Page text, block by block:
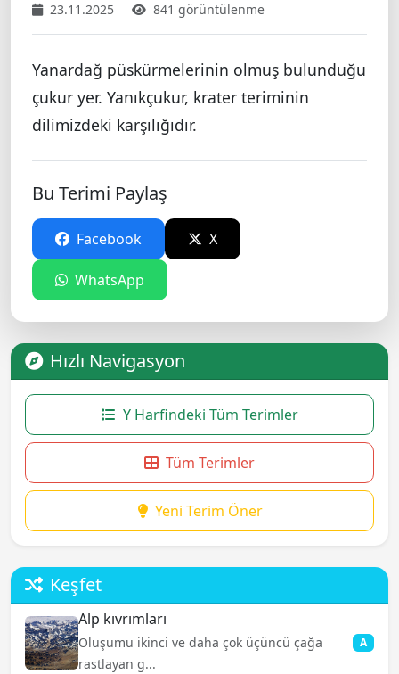
23.11.2025 841 görüntülenme
Yanardağ püskürmelerinin olmuş bulunduğu
çukur yer. Yanıkçukur, krater teriminin
dilimizdeki karşılığıdır.
Bu Terimi Paylaş
Facebook X
WhatsApp
Hızlı Navigasyon
Y Harfindeki Tüm Terimler
Tüm Terimler
Yeni Terim Öner
Keşfet
Alp kıvrımları
Oluşumu ikinci ve daha çok üçüncü çağa
rastlayan g...
A